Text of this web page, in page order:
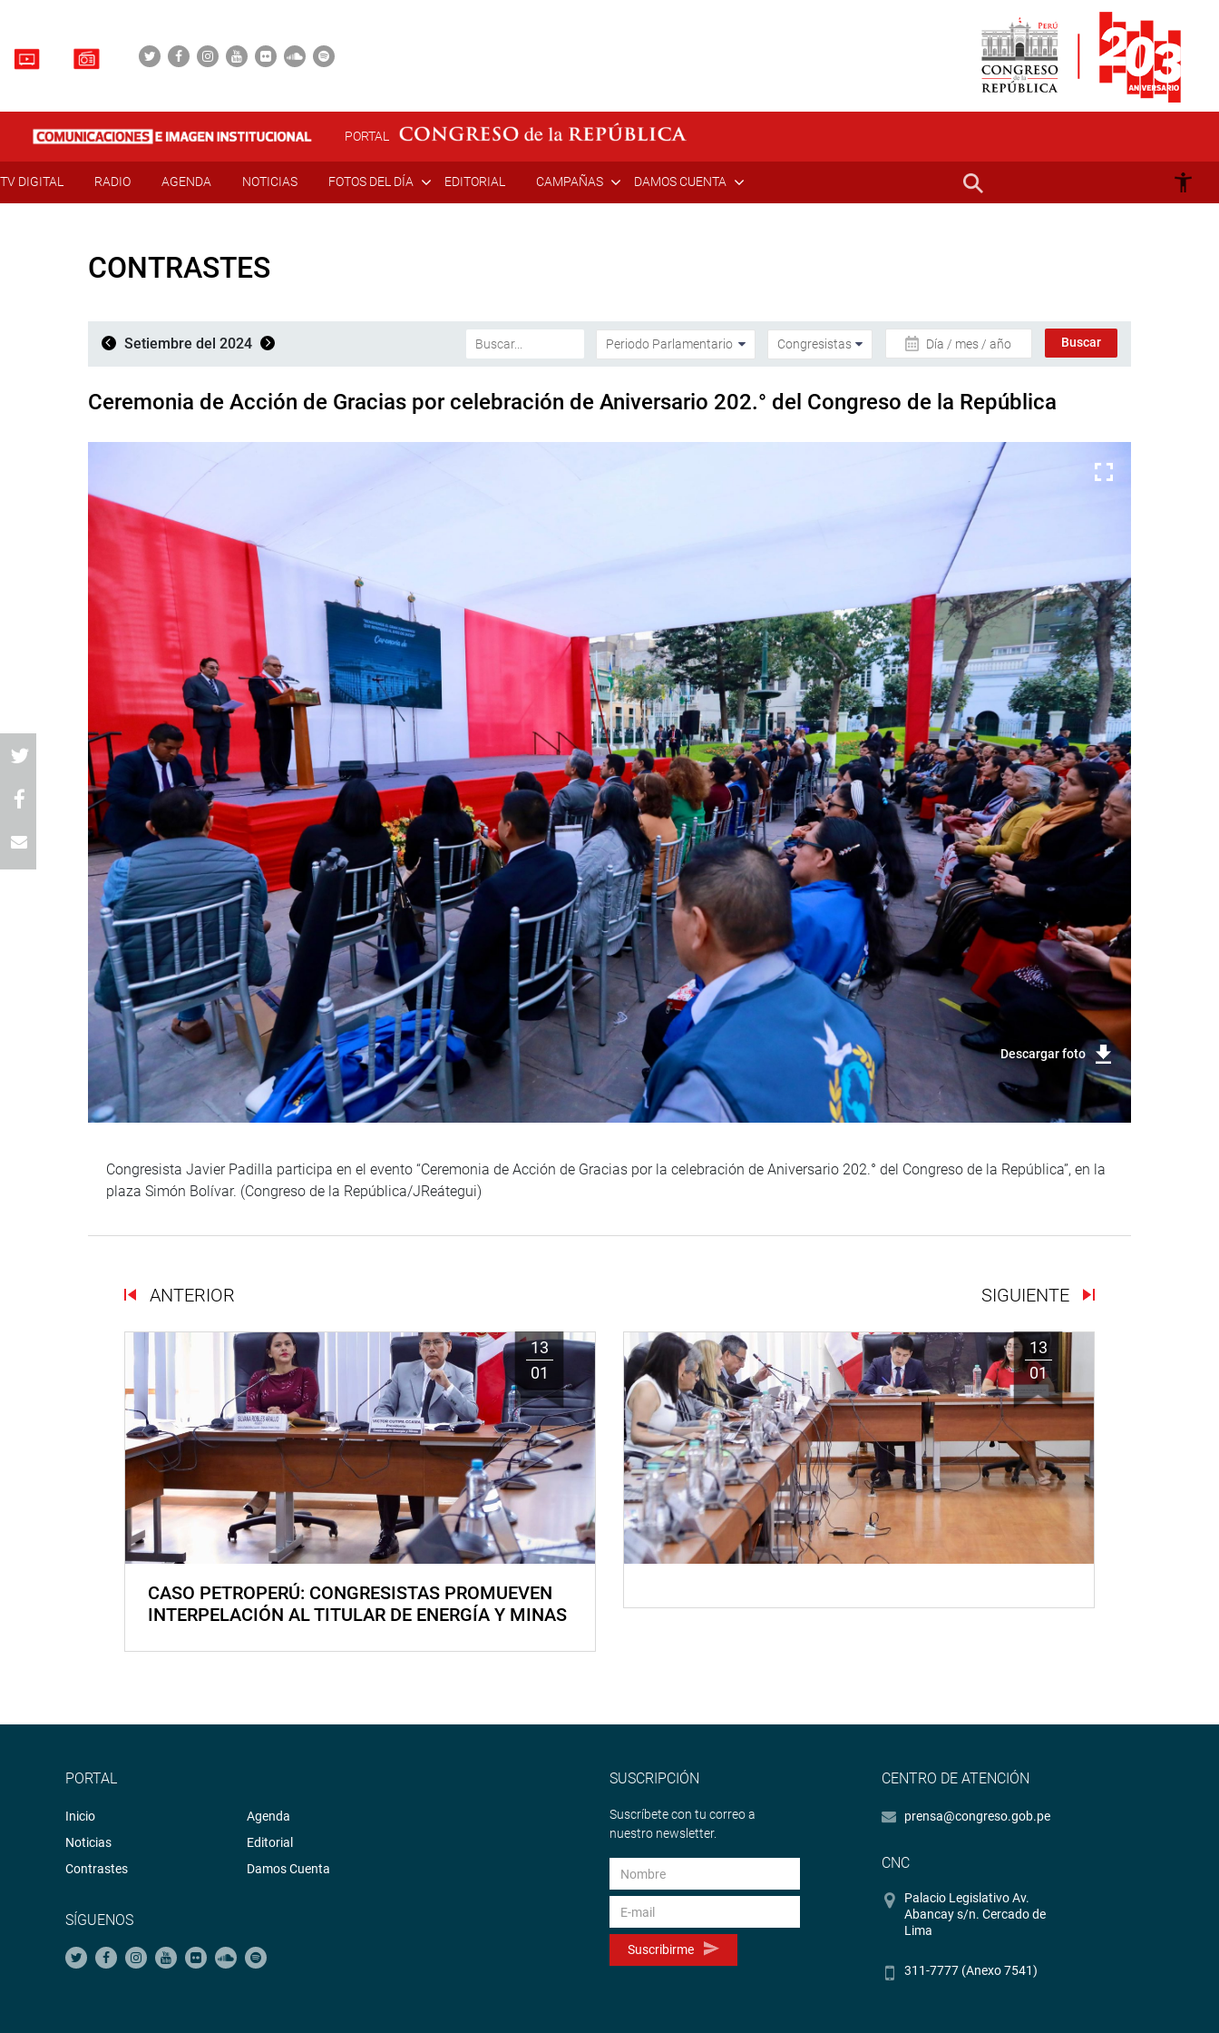
PORTAL
TV DIGITAL RADIO AGENDA NOTICIAS FOTOS DEL DÍA EDITORIAL CAMPAÑAS DAMOS CUENTA
CONTRASTES
Setiembre del 2024 Día / mes / año
Ceremonia de Acción de Gracias por celebración de Aniversario 202.° del Congreso de la República
Descargar foto
Congresista Javier Padilla participa en el evento “Ceremonia de Acción de Gracias por la celebración de Aniversario 202.° del Congreso de la República”, en la
plaza Simón Bolívar. (Congreso de la República/JReátegui)
ANTERIOR SIGUIENTE
13
01
CASO PETROPERÚ: CONGRESISTAS PROMUEVEN
INTERPELACIÓN AL TITULAR DE ENERGÍA Y MINAS
13
01
PORTAL
Inicio
Noticias
Contrastes
Agenda
Editorial
Damos Cuenta
SÍGUENOS
SUSCRIPCIÓN
Suscríbete con tu correo a
nuestro newsletter.
Suscribirme
CENTRO DE ATENCIÓN
prensa@congreso.gob.pe
CNC
Palacio Legislativo Av.
Abancay s/n. Cercado de
Lima
311-7777 (Anexo 7541)